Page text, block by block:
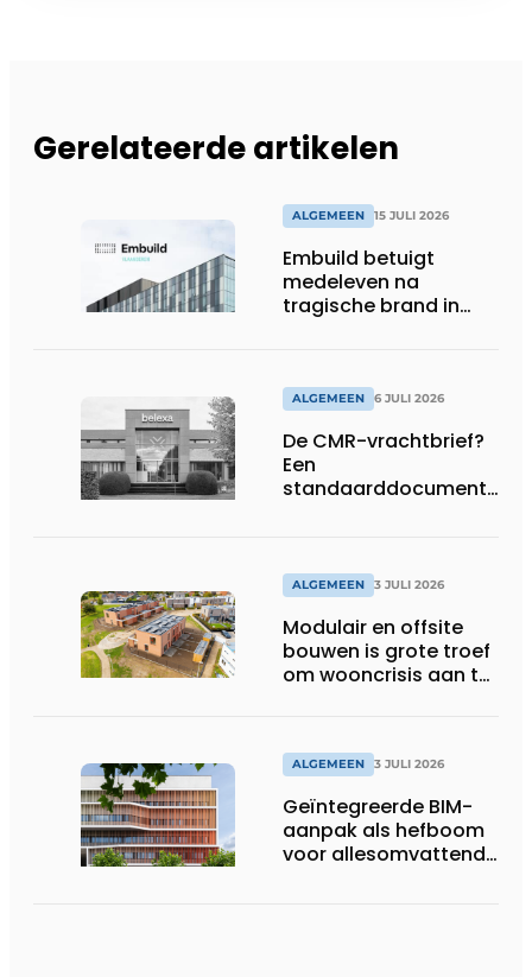
Gerelateerde artikelen
ALGEMEEN 15 JULI 2026
Embuild betuigt
medeleven na
tragische brand in
ALGEMEEN 6 JULI 2026
De CMR-vrachtbrief?
Een
standaarddocument
ALGEMEEN 3 JULI 2026
Modulair en offsite
bouwen is grote troef
om wooncrisis aan te
ALGEMEEN 3 JULI 2026
Geïntegreerde BIM-
aanpak als hefboom
voor allesomvattende